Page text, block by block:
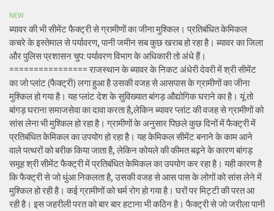
NEW
ब्यावर की भी सीमेंट फैक्ट्री से ग्रामीणों का जीना मुश्किल। प्रतिबंधित केमिकल
कचरे के इस्तेमाल से पर्यावरण, पानी जमीन सब कुछ खराब हो रहा है। ब्यावर का जिला
और पुलिस प्रशासन चुप: पर्यावरण विभाग के अधिकारी तो अंधे हैं।
================ राजस्थान के ब्यावर के निकट अंधेरी देवरी में श्री सीमेंट
का जो प्लांट (फैक्ट्री) लगा हुआ है उसकी वजह से आसपास के ग्रामीणों का जीना
मुश्किल हो गया है। यह प्लांट देश के सुविख्यात बांगड़ औद्योगिक घराने का है। यूं तो
बांगड़ घराना समाजसेवा का दावा करता है,लेकिन ब्यावर प्लांट की वजह से ग्रामीणों को
सांस लेना भी मुश्किल हो रहा है। ग्रामीणों के अनुसार पिछले कुछ दिनों में फैक्ट्री में
प्रतिबंधित केमिकल का उपयोग हो रहा है। यह केमिकल सीमेंट बनाने के काम आने
वाले पत्थरों को बरीक किया जाता है, लेकिन कोयले की कीमत बढ़ने के कारण बांगड़
समूह श्री सीमेंट फैक्ट्री में प्रतिबंधित केमिकल का उपयोग कर रहा है। यही कारण है
कि फैक्ट्री से जो धुंआ निकलता है, उसकी वजह से आस पास के लोगों को सांस लेने में
मुश्किल हो रही है। कई ग्रामीणों को चर्म रोग हो गया है। घरों पर मिट्टी की परत आ
रही है। इस जहरीली परत को बार बार हटाना भी कठिन है। फैक्ट्री से जो जरीला पानी